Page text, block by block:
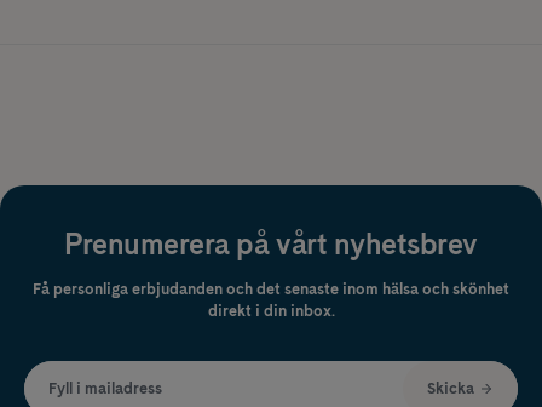
Prenumerera på vårt nyhetsbrev
Få personliga erbjudanden och det senaste inom hälsa och skönhet
direkt i din inbox.
Fyll i mailadress Skicka